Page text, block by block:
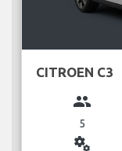
CITROEN C3
group
5
miscellaneous_services